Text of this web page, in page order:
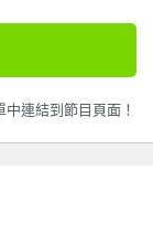
連結到節目頁面！